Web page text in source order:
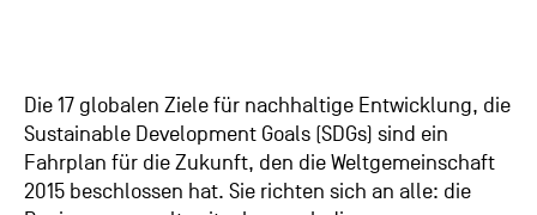
Die 17 globalen Ziele für nachhaltige Entwicklung, die
Sustainable Development Goals (SDGs) sind ein
Fahrplan für die Zukunft, den die Weltgemeinschaft
2015 beschlossen hat. Sie richten sich an alle: die